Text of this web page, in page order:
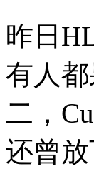
昨日
有人
二，
还曾